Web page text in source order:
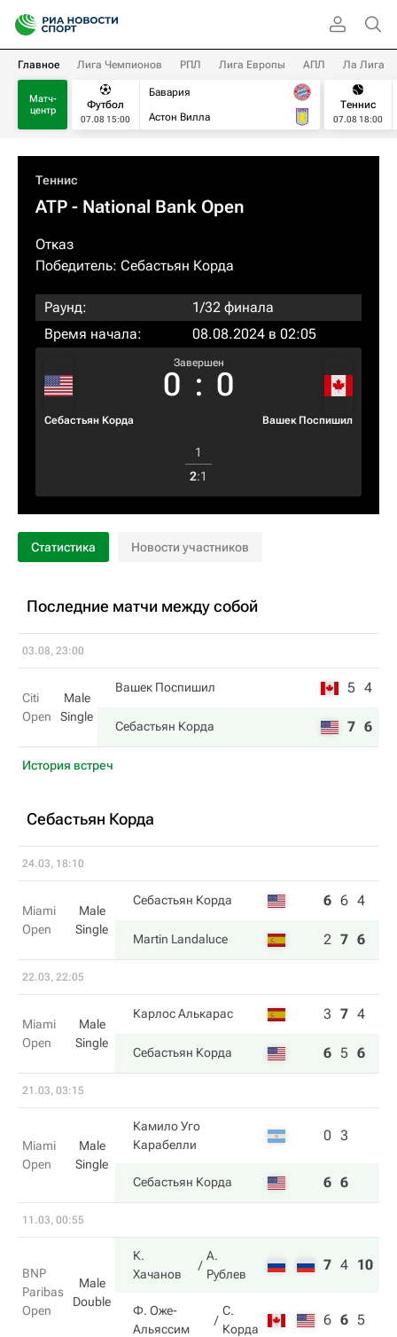
Главное Лига Чемпионов РПЛ Лига Европы АПЛ Ла Лига
Матч-
центр
Футбол
07.08 15:00
Бавария
Астон Вилла
Теннис
07.08 18:00
Теннис
ATP - National Bank Open
Отказ
Победитель: Себастьян Корда
Раунд:
1/32 финала
Время начала:
08.08.2024 в 02:05
Себастьян Корда
Завершен
0 : 0
Вашек Поспишил
1
2:1
Статистика Новости участников
Последние матчи между собой
03.08, 23:00
Citi
Open
Male
Single
Вашек Поспишил 5 4
Себастьян Корда 7 6
История встреч
Себастьян Корда
24.03, 18:10
Miami
Open
Male
Single
Себастьян Корда 6 6 4
Martin Landaluce 2 7 6
22.03, 22:05
Miami
Open
Male
Single
Карлос Алькарас 3 7 4
Себастьян Корда 6 5 6
21.03, 03:15
Miami
Open
Male
Single
Камило Уго
Карабелли
0 3
Себастьян Корда 6 6
11.03, 00:55
BNP
Paribas
Open
Male
Double
К.
Хачанов
А.
Рублев
7 4 10
Ф. Оже-
Альяссим
С.
Корда
6 6 5